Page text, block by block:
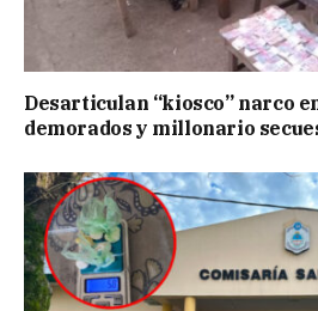
Desarticulan “kiosco” narco
demorados y millonario